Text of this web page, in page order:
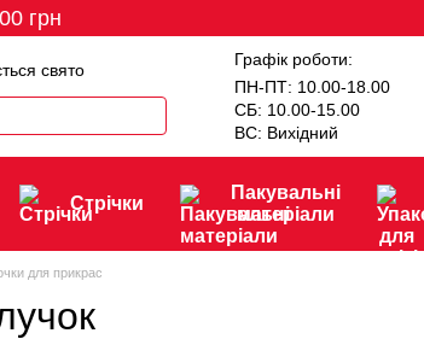
грн
свято
Графік роботи:
ПН-ПТ: 10.00-18.00
СБ: 10.00-15.00
ВС: Вихідний
Стрічки
Пакувальні
матеріали
для прикрас